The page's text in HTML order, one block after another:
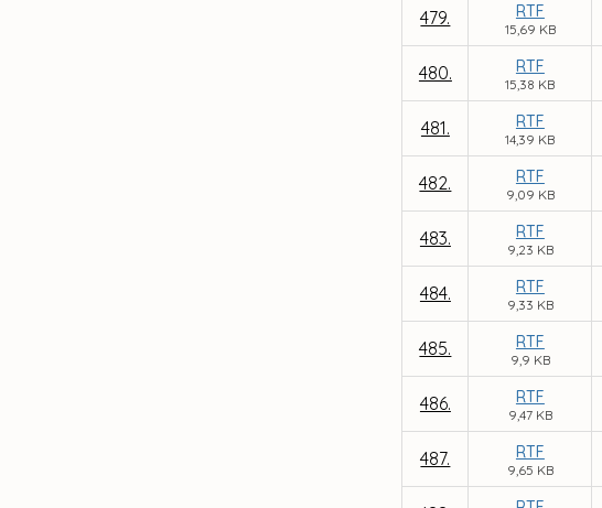
479. RTF
15,69 KB
480. RTF
15,38 KB
481. RTF
14,39 KB
482. RTF
9,09 KB
483. RTF
9,23 KB
484. RTF
9,33 KB
485. RTF
9,9 KB
486. RTF
9,47 KB
487. RTF
9,65 KB